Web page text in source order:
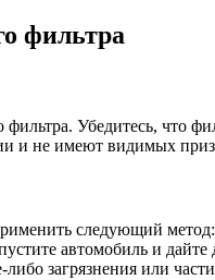
фильтра
Убедитесь, что
и не имеют видимых
следующий
автомобиль и
загрязнения или